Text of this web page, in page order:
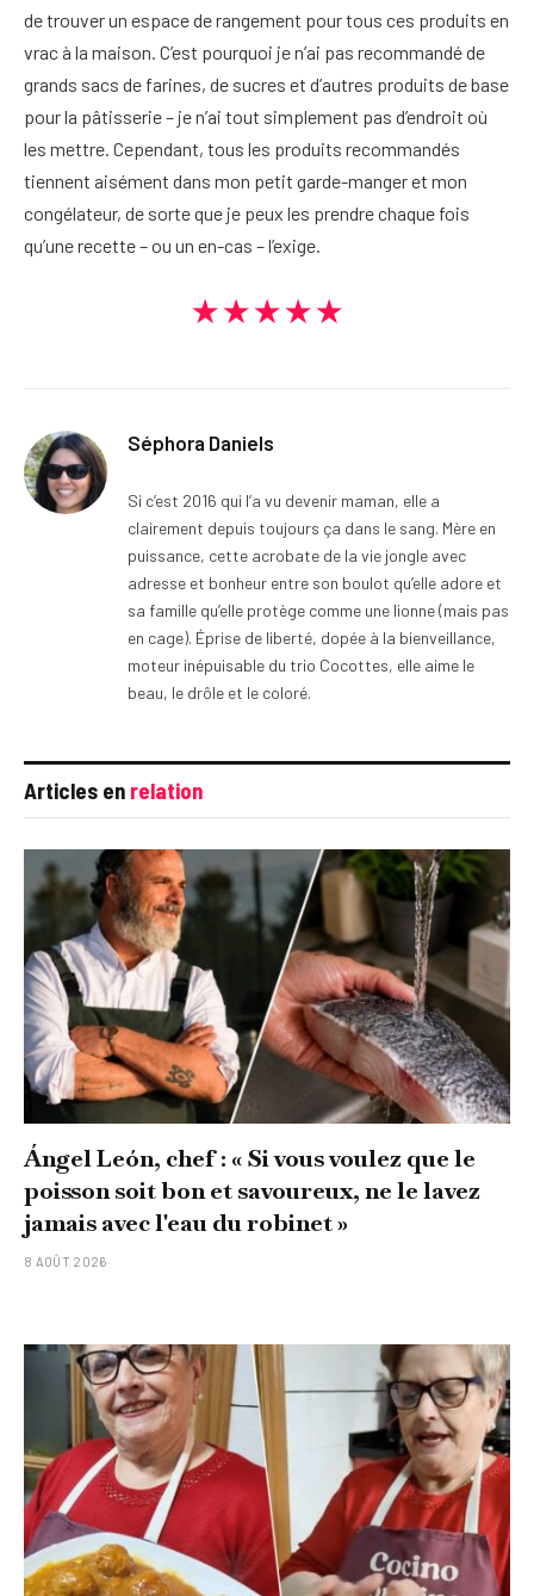
de trouver un espace de rangement pour tous ces produits en
vrac à la maison. C’est pourquoi je n’ai pas recommandé de
grands sacs de farines, de sucres et d’autres produits de base
pour la pâtisserie – je n’ai tout simplement pas d’endroit où
les mettre. Cependant, tous les produits recommandés
tiennent aisément dans mon petit garde-manger et mon
congélateur, de sorte que je peux les prendre chaque fois
qu’une recette – ou un en-cas – l’exige.
★★★★★
Séphora Daniels
Si c’est 2016 qui l’a vu devenir maman, elle a
clairement depuis toujours ça dans le sang. Mère en
puissance, cette acrobate de la vie jongle avec
adresse et bonheur entre son boulot qu’elle adore et
sa famille qu’elle protège comme une lionne (mais pas
en cage). Éprise de liberté, dopée à la bienveillance,
moteur inépuisable du trio Cocottes, elle aime le
beau, le drôle et le coloré.
Articles en relation
Ángel León, chef : « Si vous voulez que le
poisson soit bon et savoureux, ne le lavez
jamais avec l'eau du robinet »
8 AOÛT 2026